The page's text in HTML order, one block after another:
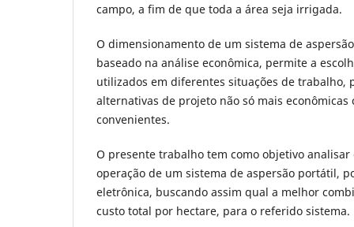
campo, a fim de que toda a área seja irrigada.
O dimensionamento de um sistema de
baseado na análise econômica, permite a
utilizados em diferentes situações de trabalho,
alternativas de projeto não só mais econômicas
convenientes.
O presente trabalho tem como objetivo
operação de um sistema de aspersão portátil,
eletrônica, buscando assim qual a melhor
custo total por hectare, para o referido sistema.